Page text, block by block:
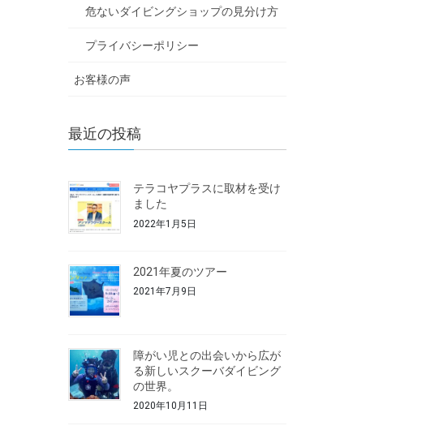
危ないダイビングショップの見分け方
プライバシーポリシー
お客様の声
最近の投稿
テラコヤプラスに取材を受け
ました
2022年1月5日
2021年夏のツアー
2021年7月9日
障がい児との出会いから広が
る新しいスクーバダイビング
の世界。
2020年10月11日